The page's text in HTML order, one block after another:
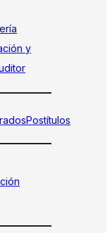
y
Postítulos